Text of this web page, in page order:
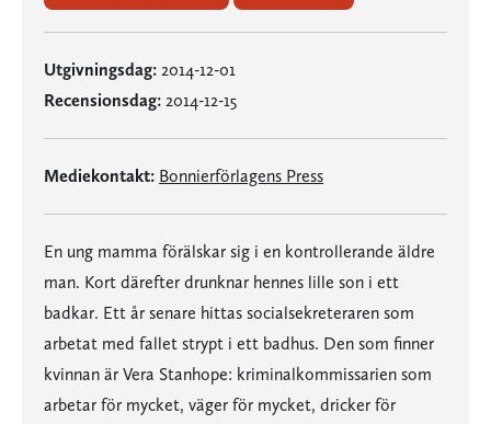
Utgivningsdag: 2014-12-01
Recensionsdag: 2014-12-15
Mediekontakt: Bonnierförlagens Press
En ung mamma förälskar sig i en kontrollerande äldre
man. Kort därefter drunknar hennes lille son i ett
badkar. Ett år senare hittas socialsekreteraren som
arbetat med fallet strypt i ett badhus. Den som finner
kvinnan är Vera Stanhope: kriminalkommissarien som
arbetar för mycket, väger för mycket, dricker för